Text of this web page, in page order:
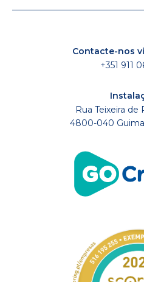
Contacte-nos
+351 911
Rua Teixeira de
4800-040